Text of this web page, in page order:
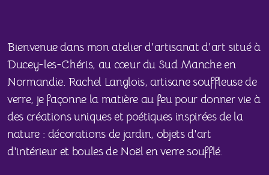
Bienvenue dans mon atelier d'artisanat d'art situé à
Ducey-les-Chéris, au cœur du Sud Manche en
Normandie. Rachel Langlois, artisane souffleuse de
verre, je façonne la matière au feu pour donner vie à
des créations uniques et poétiques inspirées de la
nature : décorations de jardin, objets d'art
d'intérieur et boules de Noël en verre soufflé.